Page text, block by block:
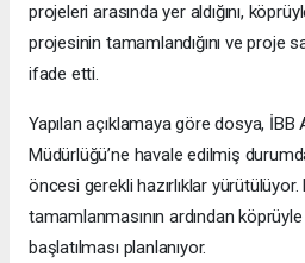
projeleri arasında yer aldığını,
projesinin tamamlandığını ve proje
ifade etti.
Yapılan açıklamaya göre dosya, İBB
Müdürlüğü’ne havale edilmiş
öncesi gerekli hazırlıklar yürütülüyor.
tamamlanmasının ardından
başlatılması planlanıyor.